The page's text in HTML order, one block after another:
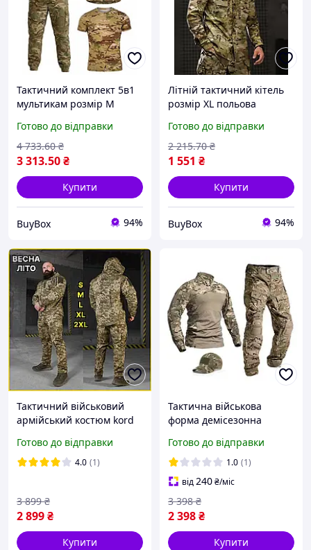
Тактичний комплект 5в1
мультикам розмір M
одяг для полювання та
риболовлі польовий
Готово до відправки
3 313.50₴
4 733.60 ₴
Купити
BuyBox 94%
Літній тактичний кітель
розмір XL польова
одяг для полювання
страйкболу рипстоп
Готово до відправки
1 551 ₴
2 215.70 ₴
Купити
BuyBox 94%
Тактичний військовий
армійський костюм kord
військовослужбовців зсу
літня військова форма Р/В
Готово до відправки
4.0 (1)
2 899₴
3 899 ₴
Купити
Тактична військова
форма демісезонна
бойовий костюм
тактичний одяг ЗСУ з
наколінниками + кепка
Готово до відправки
1.0 (1)
від240₴/міс
2 398₴
3 398 ₴
Купити